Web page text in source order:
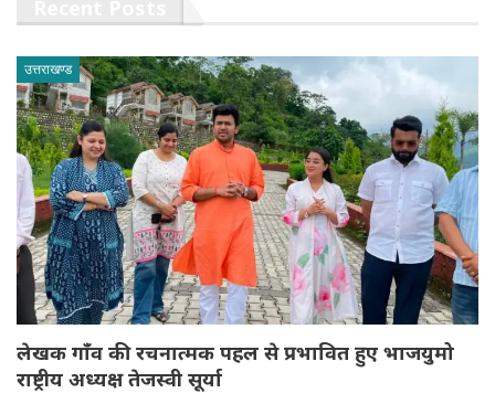
उत्तराखण्ड
लेखक गाँव की रचनात्मक पहल से प्रभावित हुए भाजयुमो
राष्ट्रीय अध्यक्ष तेजस्वी सूर्या